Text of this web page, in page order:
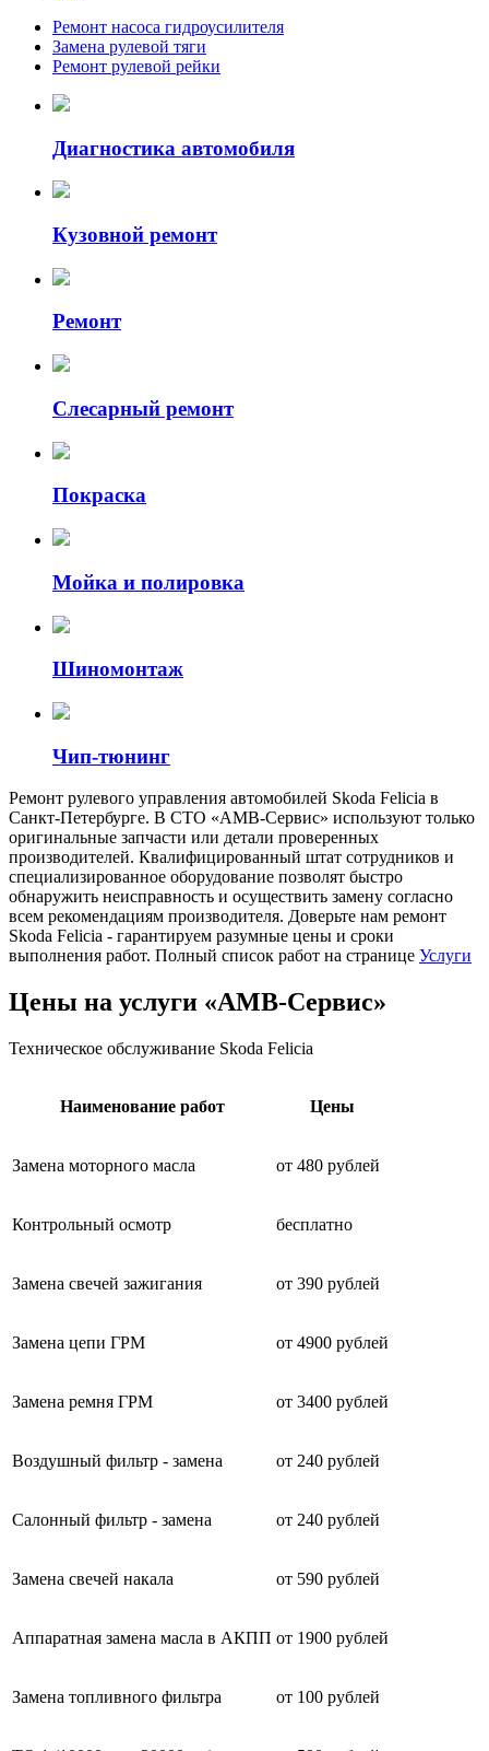
Ремонт насоса гидроусилителя
Замена рулевой тяги
Ремонт рулевой рейки
Диагностика автомобиля
Кузовной ремонт
Ремонт
Слесарный ремонт
Покраска
Мойка и полировка
Шиномонтаж
Чип-тюнинг
Ремонт рулевого управления автомобилей Skoda Felicia в
Санкт-Петербурге. В СТО «АМВ-Сервис» используют только
оригинальные запчасти или детали проверенных
производителей. Квалифицированный штат сотрудников и
специализированное оборудование позволят быстро
обнаружить неисправность и осуществить замену согласно
всем рекомендациям производителя. Доверьте нам ремонт
Skoda Felicia - гарантируем разумные цены и сроки
выполнения работ. Полный список работ на странице Услуги
Цены на услуги «АМВ-Сервис»
Техническое обслуживание Skoda Felicia
Наименование работ Цены
Замена моторного масла от 480 рублей
Контрольный осмотр бесплатно
Замена свечей зажигания от 390 рублей
Замена цепи ГРМ от 4900 рублей
Замена ремня ГРМ от 3400 рублей
Воздушный фильтр - замена от 240 рублей
Салонный фильтр - замена от 240 рублей
Замена свечей накала от 590 рублей
Аппаратная замена масла в АКПП от 1900 рублей
Замена топливного фильтра от 100 рублей